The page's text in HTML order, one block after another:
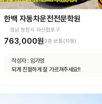
한백 자동차운전전문학원
경남 창원시 마산합포구
763,000원2종 보통(자동)
작성자 : 임가영
되게 친절하게 잘 가르쳐주세요!!